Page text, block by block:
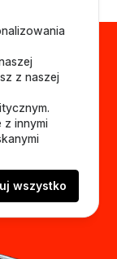
z naszej
z innymi
wszystko